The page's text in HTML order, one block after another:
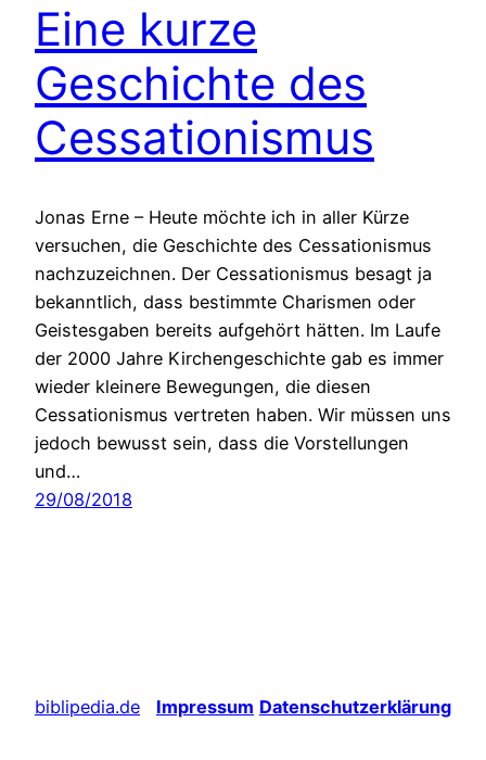
Eine kurze
Geschichte des
Cessationismus
Jonas Erne – Heute möchte ich in aller Kürze
versuchen, die Geschichte des Cessationismus
nachzuzeichnen. Der Cessationismus besagt ja
bekanntlich, dass bestimmte Charismen oder
Geistesgaben bereits aufgehört hätten. Im Laufe
der 2000 Jahre Kirchengeschichte gab es immer
wieder kleinere Bewegungen, die diesen
Cessationismus vertreten haben. Wir müssen uns
jedoch bewusst sein, dass die Vorstellungen
und…
29/08/2018
biblipedia.de Impressum Datenschutzerklärung